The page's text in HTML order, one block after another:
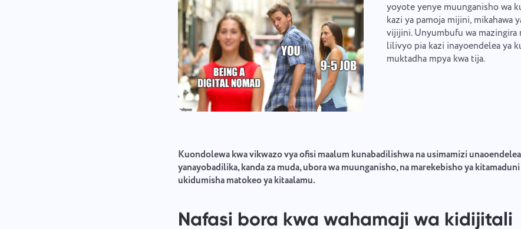
yoyote yenye muunganisho wa
kazi ya pamoja mijini, mikahawa
vijijini. Unyumbufu wa
lilivyo pia kazi inayoendelea ya
muktadha mpya kwa tija.
Kuondolewa kwa vikwazo vya ofisi maalum kunabadilishwa na usimamizi
yanayobadilika, kanda za muda, ubora wa muunganisho, na marekebisho ya
ukidumisha matokeo ya kitaalamu.
Nafasi bora kwa wahamaji wa kidijitali
Ripoti mdudu